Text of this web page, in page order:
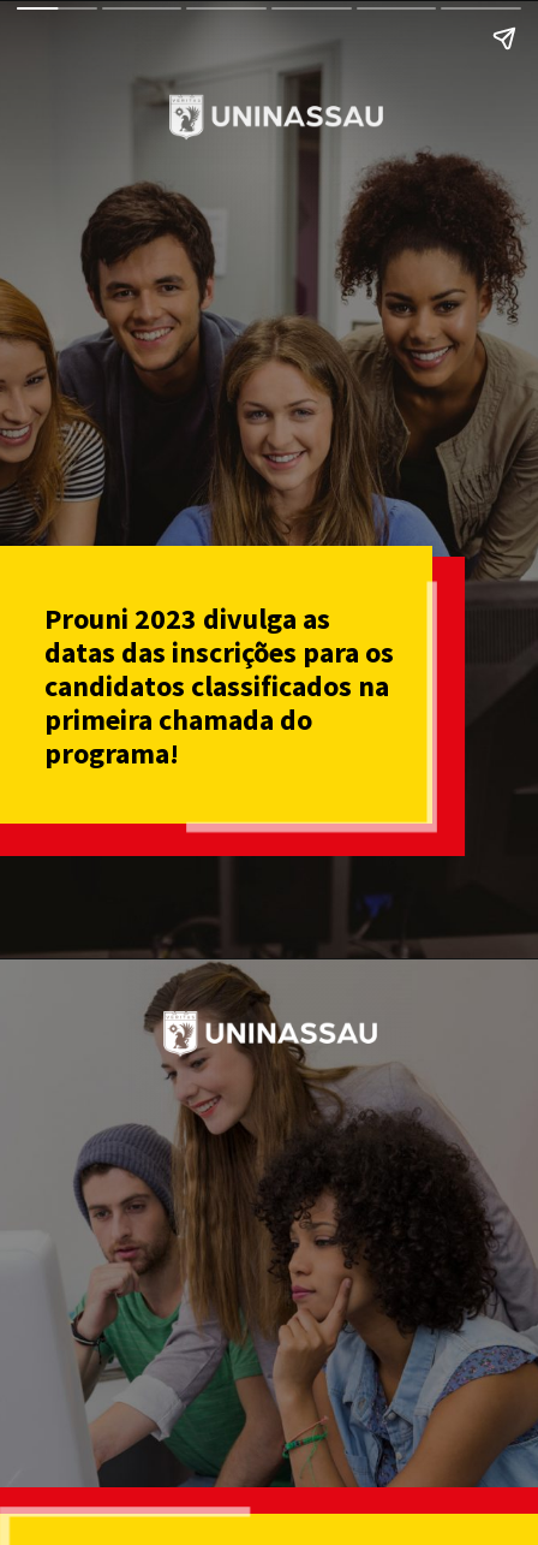
Prouni 2023 divulga as
datas das inscrições para os
candidatos classificados na
primeira chamada do
programa!